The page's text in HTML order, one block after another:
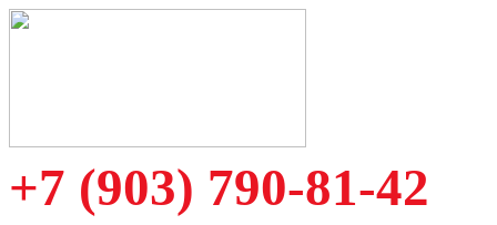
+7 (903) 790-81-42